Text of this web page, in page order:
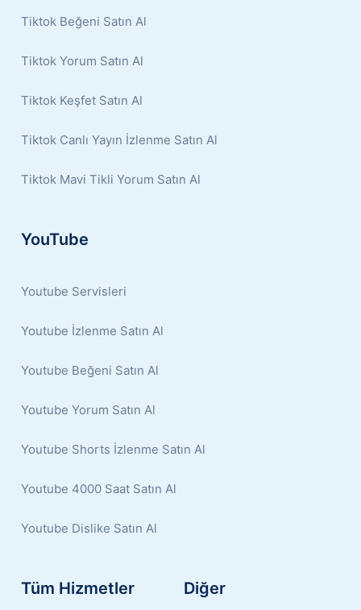
Tiktok Beğeni Satın Al
Tiktok Yorum Satın Al
Tiktok Keşfet Satın Al
Tiktok Canlı Yayın İzlenme Satın Al
Tiktok Mavi Tikli Yorum Satın Al
YouTube
Youtube Servisleri
Youtube İzlenme Satın Al
Youtube Beğeni Satın Al
Youtube Yorum Satın Al
Youtube Shorts İzlenme Satın Al
Youtube 4000 Saat Satın Al
Youtube Dislike Satın Al
Tüm Hizmetler Diğer